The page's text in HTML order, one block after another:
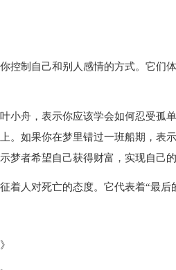
控制自己和别人感情的方式。它们
小舟，表示你应该学会如何忍受孤
。如果你在梦里错过一班船期，表
梦者希望自己获得财富，实现自己的
着人对死亡的态度。它代表着“最后